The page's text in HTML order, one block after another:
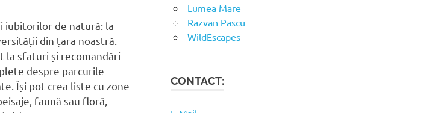
iubitorilor de natură: la
din țara noastră.
la sfaturi și recomandări
despre parcurile
Își pot crea liste cu zone
faună sau floră,
Lumea Mare
Razvan Pascu
WildEscapes
CONTACT: